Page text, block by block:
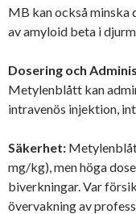
MB kan också
av amyloid beta i
Dosering och
Metylenblått kan
intravenös injektion,
Säkerhet:
mg/kg), men höga
biverkningar. Var
övervakning av